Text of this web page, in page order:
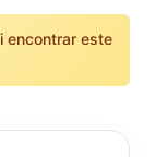
encontrar este